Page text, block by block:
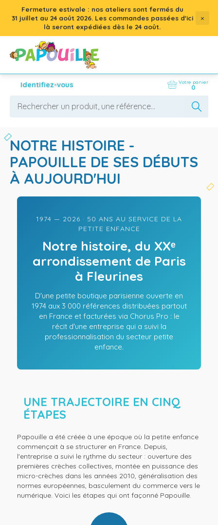
Fermeture estivale : nos ateliers sont fermés du
31 juillet au 24 août 2026. Les commandes passées d'ici
là seront expédiées dès le 24 août.
×
Identifiez-vous Votre panier
0
NOTRE HISTOIRE -
PAPOUILLE DE SES DÉBUTS
À AUJOURD'HUI
1974 — 2026 · 50 ANS AU SERVICE DE LA
PETITE ENFANCE
Notre histoire, du XXᵉ
arrondissement de Paris
à Fleurines
D'une petite boutique parisienne ouverte en
1974 aux 3 000 références distribuées partout
en France et facturées via Chorus Pro : le
récit d'une entreprise qui a suivi la
professionnalisation du secteur petite
enfance.
UNE TRAJECTOIRE EN CINQ
ÉTAPES
Papouille a été créée à une époque où la petite enfance
commençait à se structurer en France. Depuis,
l'entreprise a suivi le rythme du secteur : ouverture des
premières crèches collectives, montée en puissance des
micro-crèches dans les années 2010, généralisation des
normes européennes, basculement du commerce vers le
numérique. Voici les étapes qui ont façonné Papouille.